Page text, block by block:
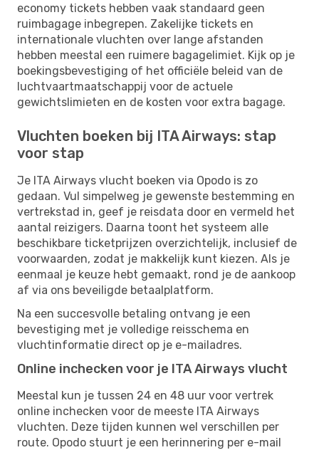
economy tickets hebben vaak standaard geen
ruimbagage inbegrepen. Zakelijke tickets en
internationale vluchten over lange afstanden
hebben meestal een ruimere bagagelimiet. Kijk op je
boekingsbevestiging of het officiële beleid van de
luchtvaartmaatschappij voor de actuele
gewichtslimieten en de kosten voor extra bagage.
Vluchten boeken bij ITA Airways: stap
voor stap
Je ITA Airways vlucht boeken via Opodo is zo
gedaan. Vul simpelweg je gewenste bestemming en
vertrekstad in, geef je reisdata door en vermeld het
aantal reizigers. Daarna toont het systeem alle
beschikbare ticketprijzen overzichtelijk, inclusief de
voorwaarden, zodat je makkelijk kunt kiezen. Als je
eenmaal je keuze hebt gemaakt, rond je de aankoop
af via ons beveiligde betaalplatform.
Na een succesvolle betaling ontvang je een
bevestiging met je volledige reisschema en
vluchtinformatie direct op je e-mailadres.
Online inchecken voor je ITA Airways vlucht
Meestal kun je tussen 24 en 48 uur voor vertrek
online inchecken voor de meeste ITA Airways
vluchten. Deze tijden kunnen wel verschillen per
route. Opodo stuurt je een herinnering per e-mail